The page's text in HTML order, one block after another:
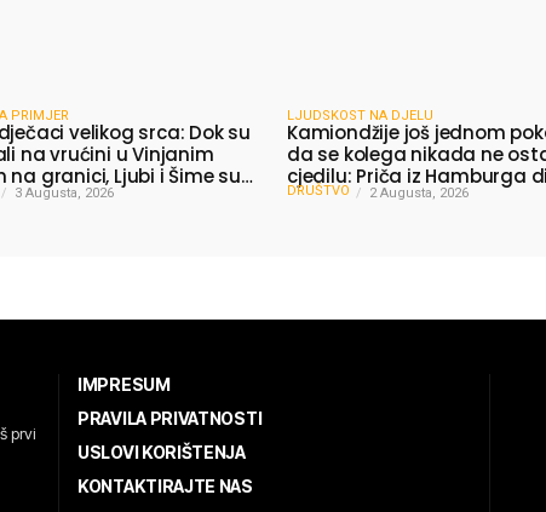
PRIMJER
velikog srca: Dok su
na vrućini u Vinjanim
na granici, Ljubi i Šime su
putnicima
3 Augusta, 2026
LJUDSKOST NA DJELU
Kamiondžije još jednom
da se kolega nikada ne
cjedilu: Priča iz Hamburga
mnoge
DRUŠTVO 2 Augusta, 2026
prvi
IMPRESUM
PRAVILA PRIVATNOSTI
USLOVI KORIŠTENJA
KONTAKTIRAJTE NAS